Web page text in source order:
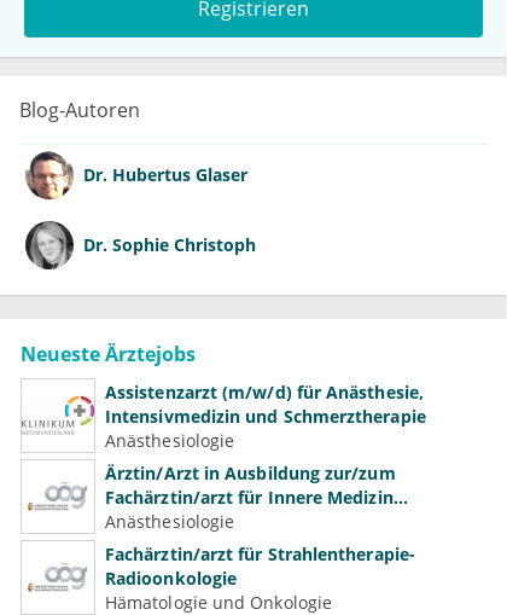
Registrieren
Blog-Autoren
Dr. Hubertus Glaser
Dr. Sophie Christoph
Neueste Ärztejobs
Assistenzarzt (m/w/d) für Anästhesie,
Intensivmedizin und Schmerztherapie
Anästhesiologie
Ärztin/Arzt in Ausbildung zur/zum
Fachärztin/arzt für Innere Medizin
(Kardiologie, Nephrologie, Intensivmedizin)
Anästhesiologie
Fachärztin/arzt für Strahlentherapie-
Radioonkologie
Hämatologie und Onkologie